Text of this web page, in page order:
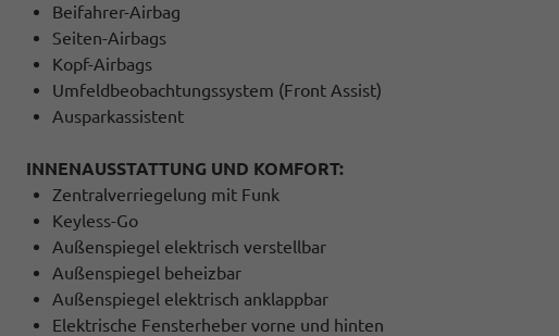
Beifahrer-Airbag
Seiten-Airbags
Kopf-Airbags
Umfeldbeobachtungssystem (Front Assist)
Ausparkassistent
INNENAUSSTATTUNG UND KOMFORT:
Zentralverriegelung mit Funk
Keyless-Go
Außenspiegel elektrisch verstellbar
Außenspiegel beheizbar
Außenspiegel elektrisch anklappbar
Elektrische Fensterheber vorne und hinten